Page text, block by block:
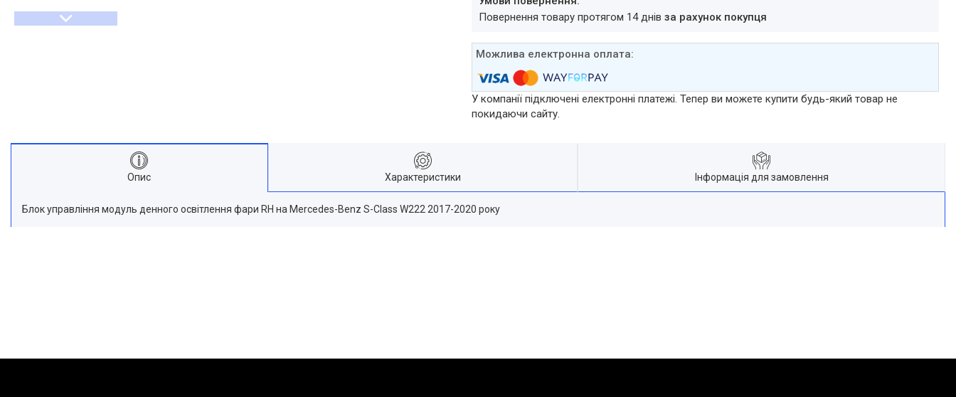
повернення товару протягом 14 днів за рахунок покупця
У компанії підключені електронні платежі. Тепер ви можете купити будь-який товар не
покидаючи сайту.
Опис Характеристики Інформація для замовлення
Блок управління модуль денного освітлення фари RH на Mercedes-Benz S-Class W222 2017-2020 року